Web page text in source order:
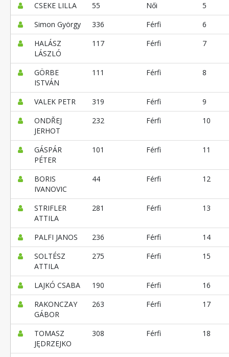
CSEKE LILLA 55 Női
5
Simon György
336 Férfi
6
HALÁSZ
LÁSZLÓ
117 Férfi 7
GÖRBE
ISTVÁN
111 Férfi 8
VALEK PETR 319 Férfi
9
ONDŘEJ
JERHOT
232 Férfi 10
GÁSPÁR
PÉTER
101 Férfi 11
BORIS
IVANOVIC
44 Férfi 12
STRIFLER
ATTILA
281 Férfi 13
PALFI JANOS 236 Férfi
14
SOLTÉSZ
ATTILA
275 Férfi 15
LAJKÓ CSABA 190 Férfi
16
RAKONCZAY
GÁBOR
263 Férfi 17
TOMASZ
JĘDRZEJKO
308 Férfi 18